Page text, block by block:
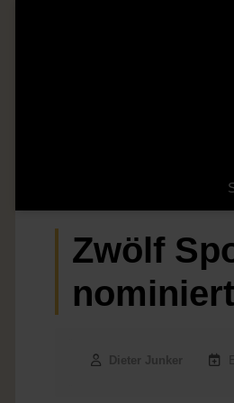
Zwölf
nominiert
Dieter Junker